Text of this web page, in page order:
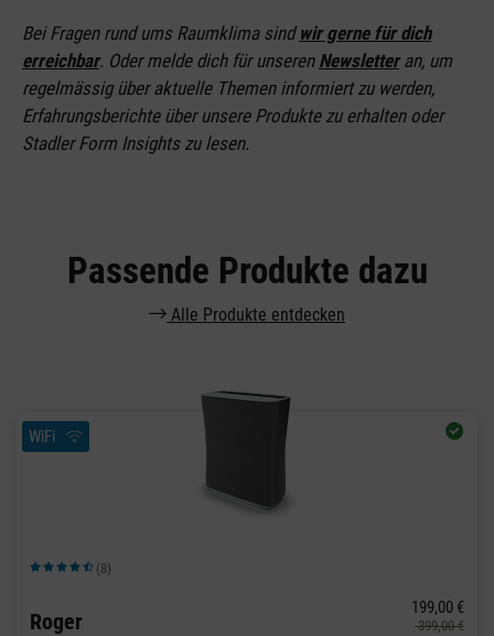
Bei Fragen rund ums Raumklima sind wir gerne für dich
erreichbar. Oder melde dich für unseren Newsletteran, um
regelmässig über aktuelle Themen informiert zu werden,
Erfahrungsberichte über unsere Produkte zu erhalten oder
Stadler Form Insights zu lesen.
Passende Produkte dazu
Alle Produkte entdecken
WiFi
Durchschnittliche Bewertung von 4.63 von 5 Sternen
(8)
Roger
199,00 €
399,00 €